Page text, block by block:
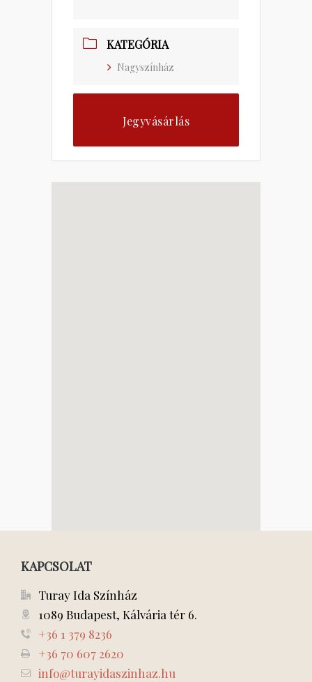
KATEGÓRIA
Nagyszínház
Jegyvásárlás
KAPCSOLAT
Turay Ida Színház
1089 Budapest, Kálvária tér 6.
+36 1 379 8236
+36 70 607 2620
info@turayidaszinhaz.hu